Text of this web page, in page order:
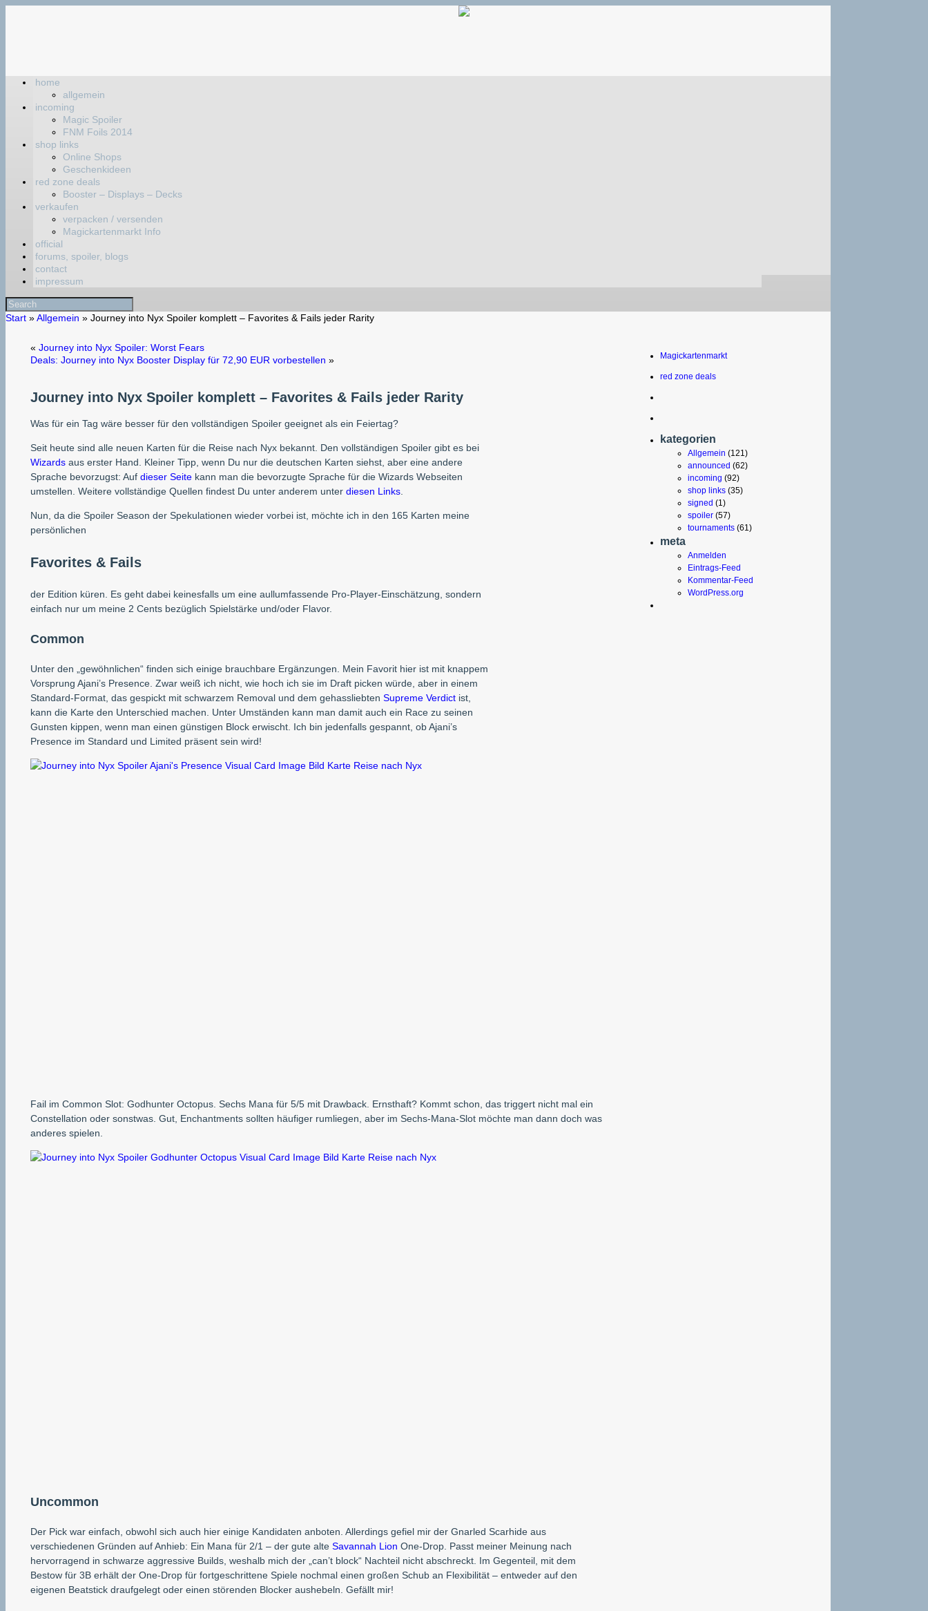
home
allgemein
incoming
Magic Spoiler
FNM Foils 2014
shop links
Online Shops
Geschenkideen
red zone deals
Booster – Displays – Decks
verkaufen
verpacken / versenden
Magickartenmarkt Info
official
forums, spoiler, blogs
contact
impressum
Start »Allgemein » Journey into Nyx Spoiler komplett – Favorites & Fails jeder Rarity
« Journey into Nyx Spoiler: Worst Fears
Deals: Journey into Nyx Booster Display für 72,90 EUR vorbestellen »
Journey into Nyx Spoiler komplett – Favorites & Fails jeder Rarity
Was für ein Tag wäre besser für den vollständigen Spoiler geeignet als ein Feiertag?
Seit heute sind alle neuen Karten für die Reise nach Nyx bekannt. Den vollständigen Spoiler gibt es bei
Wizardsaus erster Hand. Kleiner Tipp, wenn Du nur die deutschen Karten siehst, aber eine andere
Sprache bevorzugst: Auf dieser Seitekann man die bevorzugte Sprache für die Wizards Webseiten
umstellen. Weitere vollständige Quellen findest Du unter anderem unter diesen Links.
Nun, da die Spoiler Season der Spekulationen wieder vorbei ist, möchte ich in den 165 Karten meine
persönlichen
Favorites & Fails
der Edition küren. Es geht dabei keinesfalls um eine aullumfassende Pro-Player-Einschätzung, sondern
einfach nur um meine 2 Cents bezüglich Spielstärke und/oder Flavor.
Common
Unter den „gewöhnlichen“ finden sich einige brauchbare Ergänzungen. Mein Favorit hier ist mit knappem
Vorsprung Ajani’s Presence. Zwar weiß ich nicht, wie hoch ich sie im Draft picken würde, aber in einem
Standard-Format, das gespickt mit schwarzem Removal und dem gehassliebten Supreme Verdictist,
kann die Karte den Unterschied machen. Unter Umständen kann man damit auch ein Race zu seinen
Gunsten kippen, wenn man einen günstigen Block erwischt. Ich bin jedenfalls gespannt, ob Ajani’s
Presence im Standard und Limited präsent sein wird!
Fail im Common Slot: Godhunter Octopus. Sechs Mana für 5/5 mit Drawback. Ernsthaft? Kommt schon, das triggert nicht mal ein
Constellation oder sonstwas. Gut, Enchantments sollten häufiger rumliegen, aber im Sechs-Mana-Slot möchte man dann doch was
anderes spielen.
Uncommon
Der Pick war einfach, obwohl sich auch hier einige Kandidaten anboten. Allerdings gefiel mir der Gnarled Scarhide aus
verschiedenen Gründen auf Anhieb: Ein Mana für 2/1 – der gute alte Savannah Lion One-Drop. Passt meiner Meinung nach
hervorragend in schwarze aggressive Builds, weshalb mich der „can’t block“ Nachteil nicht abschreckt. Im Gegenteil, mit dem
Bestow für 3B erhält der One-Drop für fortgeschrittene Spiele nochmal einen großen Schub an Flexibilität – entweder auf den
eigenen Beatstick draufgelegt oder einen störenden Blocker aushebeln. Gefällt mir!
Magickartenmarkt
red zone deals
kategorien
Allgemein (121)
announced (62)
incoming (92)
shop links (35)
signed (1)
spoiler (57)
tournaments (61)
meta
Anmelden
Eintrags-Feed
Kommentar-Feed
WordPress.org